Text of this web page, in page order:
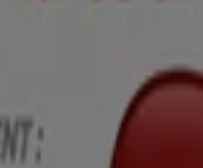
ces symptômes pourraient être le signe